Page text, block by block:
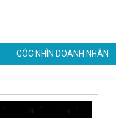
GÓC NHÌN DOANH NHÂN